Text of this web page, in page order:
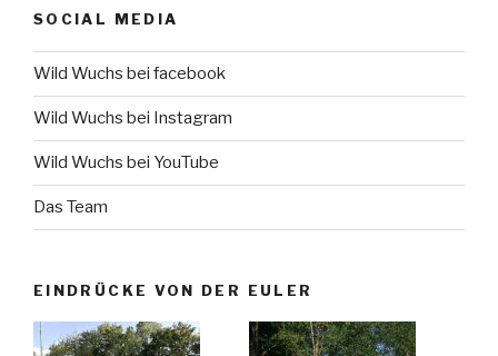
SOCIAL MEDIA
Wild Wuchs bei facebook
Wild Wuchs bei Instagram
Wild Wuchs bei YouTube
Das Team
EINDRÜCKE VON DER EULER